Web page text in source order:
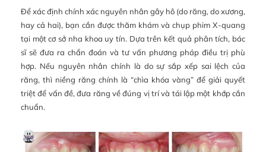
Để xác định chính xác nguyên nhân gây hô (do răng, do xương,
hay cả hai), bạn cần được thăm khám và chụp phim X-quang
tại một cơ sở nha khoa uy tín. Dựa trên kết quả phân tích, bác
sĩ sẽ đưa ra chẩn đoán và tư vấn phương pháp điều trị phù
hợp. Nếu nguyên nhân chính là do sự sắp xếp sai lệch của
răng, thì niềng răng chính là “chìa khóa vàng” để giải quyết
triệt để vấn đề, đưa răng về đúng vị trí và tái lập một khớp cắn
chuẩn.